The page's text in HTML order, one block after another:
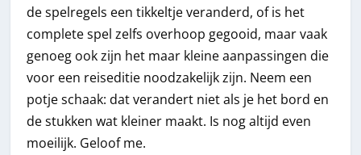
de spelregels een tikkeltje veranderd, of is het
complete spel zelfs overhoop gegooid, maar vaak
genoeg ook zijn het maar kleine aanpassingen die
voor een reiseditie noodzakelijk zijn. Neem een
potje schaak: dat verandert niet als je het bord en
de stukken wat kleiner maakt. Is nog altijd even
moeilijk. Geloof me.